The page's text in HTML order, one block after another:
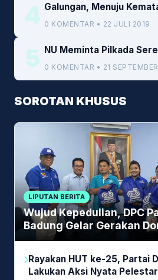
4 Galungan, Menuju
0 KOMENTAR • 22 JULI 2019
5 NU Meminta Pilkada
0 KOMENTAR • 21
SOROTAN KHUSUS
LIPUTAN BERITA
Wujud Kepedulian, DPC
Badung Gelar Gerakan
Rayakan HUT ke-25, Partai
Lakukan Aksi Nyata